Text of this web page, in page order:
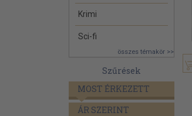
Krimi
Sci-fi
összes témakör >>
Szűrések
MOST ÉRKEZETT
ÁR SZERINT